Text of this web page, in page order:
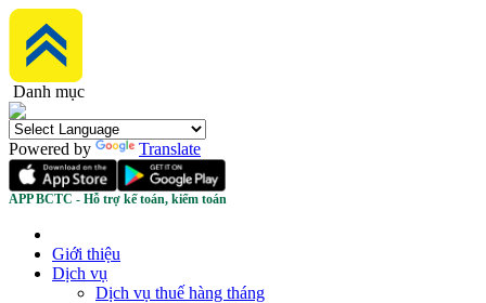
Danh mục
Powered by Translate
APP BCTC - Hỗ trợ kế toán, kiểm toán
Giới thiệu
Dịch vụ
Dịch vụ thuế hàng tháng